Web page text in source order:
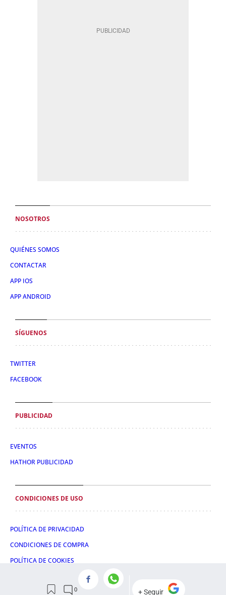
NOSOTROS
QUIÉNES SOMOS
CONTACTAR
APP IOS
APP ANDROID
SÍGUENOS
TWITTER
FACEBOOK
PUBLICIDAD
EVENTOS
HATHOR PUBLICIDAD
CONDICIONES DE USO
POLÍTICA DE PRIVACIDAD
CONDICIONES DE COMPRA
POLÍTICA DE COOKIES